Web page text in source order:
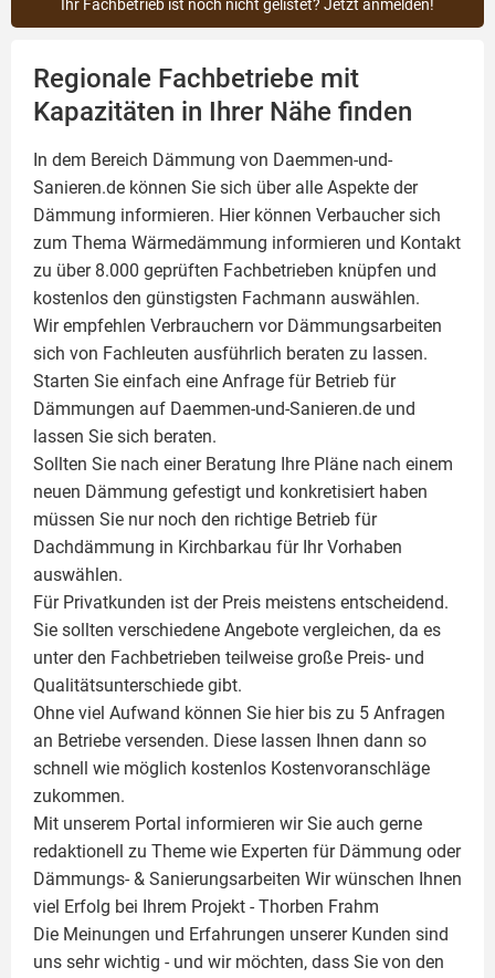
Ihr Fachbetrieb ist noch nicht gelistet? Jetzt anmelden!
Regionale Fachbetriebe mit
Kapazitäten in Ihrer Nähe finden
In dem Bereich Dämmung von Daemmen-und-
Sanieren.de können Sie sich über alle Aspekte der
Dämmung informieren. Hier können Verbaucher sich
zum Thema Wärmedämmung informieren und Kontakt
zu über 8.000 geprüften Fachbetrieben knüpfen und
kostenlos den günstigsten Fachmann auswählen.
Wir empfehlen Verbrauchern vor Dämmungsarbeiten
sich von Fachleuten ausführlich beraten zu lassen.
Starten Sie einfach eine Anfrage für Betrieb für
Dämmungen auf Daemmen-und-Sanieren.de und
lassen Sie sich beraten.
Sollten Sie nach einer Beratung Ihre Pläne nach einem
neuen Dämmung gefestigt und konkretisiert haben
müssen Sie nur noch den richtige Betrieb für
Dachdämmung in Kirchbarkau für Ihr Vorhaben
auswählen.
Für Privatkunden ist der Preis meistens entscheidend.
Sie sollten verschiedene Angebote vergleichen, da es
unter den Fachbetrieben teilweise große Preis- und
Qualitätsunterschiede gibt.
Ohne viel Aufwand können Sie hier bis zu 5 Anfragen
an Betriebe versenden. Diese lassen Ihnen dann so
schnell wie möglich kostenlos Kostenvoranschläge
zukommen.
Mit unserem Portal informieren wir Sie auch gerne
redaktionell zu Theme wie Experten für Dämmung oder
Dämmungs- & Sanierungsarbeiten Wir wünschen Ihnen
viel Erfolg bei Ihrem Projekt - Thorben Frahm
Die Meinungen und Erfahrungen unserer Kunden sind
uns sehr wichtig - und wir möchten, dass Sie von den